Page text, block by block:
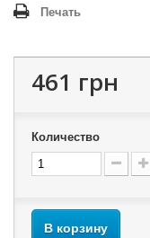
Печать
461 грн
Количество
В корзину